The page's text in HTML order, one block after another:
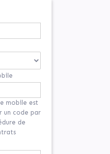
mobile est
un code par
de